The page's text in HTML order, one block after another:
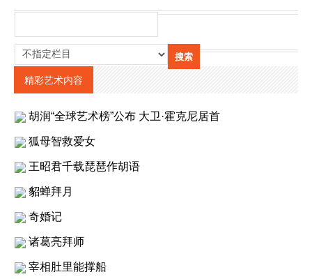
精彩艺术内容
胡润“全球艺术榜”公布 大卫·霍克尼居首
狐母智救爱女
王昭君千载琵琶作胡语
貂蝉拜月
奇婚记
诸葛亮拜师
宰相肚里能撑船